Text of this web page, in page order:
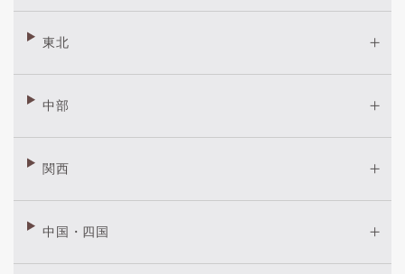
東北
中部
関西
中国・四国